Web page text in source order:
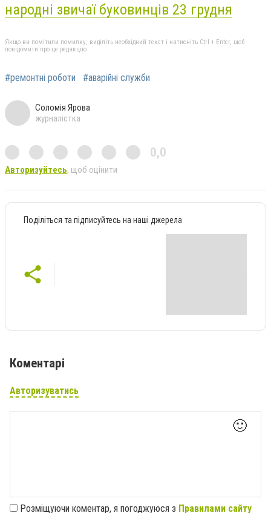
народні звичаї буковинців 23 грудня
Якщо ви помітили помилку, виділіть необхідний текст і натисніть Ctrl + Enter, щоб
повідомити про це редакцію
#ремонтні роботи #аварійні служби
Соломія Ярова
журналістка
0,0
Авторизуйтесь, щоб оцінити
Поділіться та підписуйтесь на наші джерела
Коментарі
Авторизуватись
🙂
Розміщуючи коментар, я погоджуюся з Правилами сайту